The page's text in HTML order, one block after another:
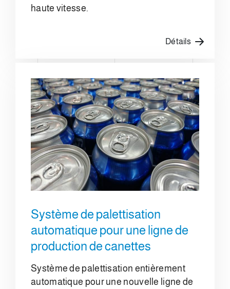
haute vitesse.
Détails
Système de palettisation
automatique pour une ligne de
production de canettes
Système de palettisation entièrement
automatique pour une nouvelle ligne de